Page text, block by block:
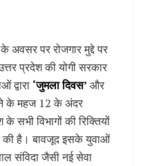
अवसर पर रोजगार मुद्दे पर
प्रदेश की योगी सरकार
‘जुमला दिवस’ और
के महज 12 के अंदर
सभी विभागों की रिक्तियों
की है। बावजूद इसके युवाओं
संविदा जैसी नई सेवा